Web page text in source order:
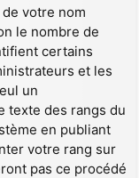
votre nom
le nombre de
certains
et les
un
texte des rangs du
en publiant
votre rang sur
pas ce procédé